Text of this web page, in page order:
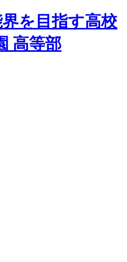
を目指す高校
高等部